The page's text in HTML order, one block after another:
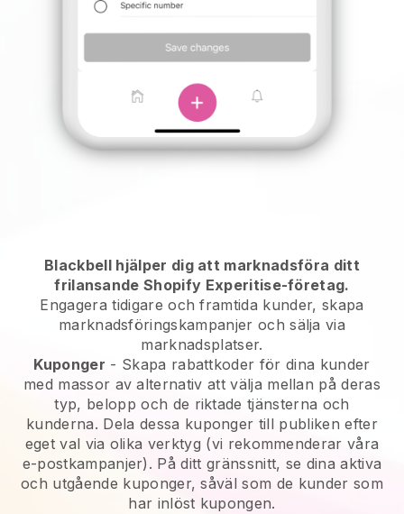
Blackbell hjälper dig att marknadsföra ditt
frilansande Shopify Experitise-företag.
Engagera tidigare och framtida kunder, skapa
marknadsföringskampanjer och sälja via
marknadsplatser.
Kuponger - Skapa rabattkoder för dina kunder
med massor av alternativ att välja mellan på deras
typ, belopp och de riktade tjänsterna och
kunderna. Dela dessa kuponger till publiken efter
eget val via olika verktyg (vi rekommenderar våra
e-postkampanjer). På ditt gränssnitt, se dina aktiva
och utgående kuponger, såväl som de kunder som
har inlöst kupongen.